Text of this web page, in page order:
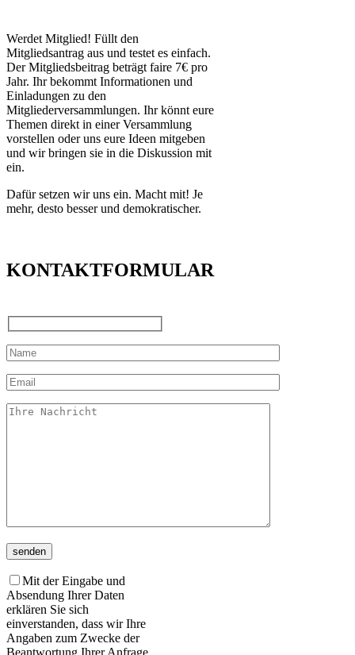
Werdet Mitglied! Füllt den
Mitgliedsantrag aus und testet es einfach.
Der Mitgliedsbeitrag beträgt faire 7€ pro
Jahr. Ihr bekommt Informationen und
Einladungen zu den
Mitgliederversammlungen. Ihr könnt eure
Themen direkt in einer Versammlung
vorstellen oder uns eure Ideen mitgeben
und wir bringen sie in die Diskussion mit
ein.
Dafür setzen wir uns ein. Macht mit! Je
mehr, desto besser und demokratischer.
KONTAKTFORMULAR
Mit der Eingabe und
Absendung Ihrer Daten
erklären Sie sich
einverstanden, dass wir Ihre
Angaben zum Zwecke der
Beantwortung Ihrer Anfrage